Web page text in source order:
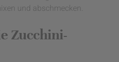
und abschmecken.
Zucchini-